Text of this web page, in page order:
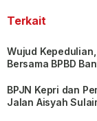
Terkait
Wujud
Bersama BPBD
BPJN Kepri dan
Jalan Aisyah